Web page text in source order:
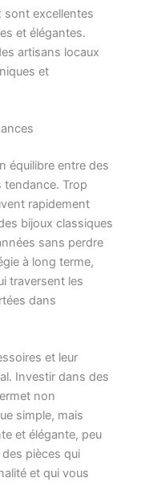
sont excellentes
et élégantes.
artisans locaux
et
équilibre entre des
tendance. Trop
rapidement
bijoux classiques
sans perdre
à long terme,
traversent les
dans
et leur
Investir dans des
non
simple, mais
et élégante, peu
pièces qui
et qui vous